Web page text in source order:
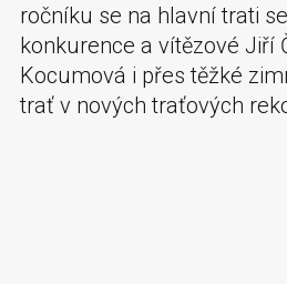
ročníku se na hlavní trati
konkurence a vítězové Jiří
Kocumová i přes těžké
trať v nových traťových